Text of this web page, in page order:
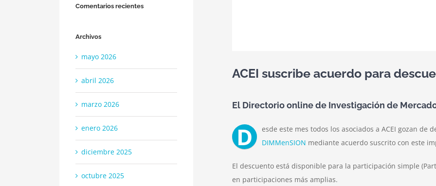
ACEI suscribe acuerdo para
El Directorio online de Investigación de
D
esde este mes todos los asociados a ACEI gozan de
DIMMenSION mediante acuerdo suscrito con este
El descuento está disponible para la participación simple
en participaciones más amplias.
Comentarios recientes
Archivos
mayo 2026
abril 2026
marzo 2026
enero 2026
diciembre 2025
octubre 2025